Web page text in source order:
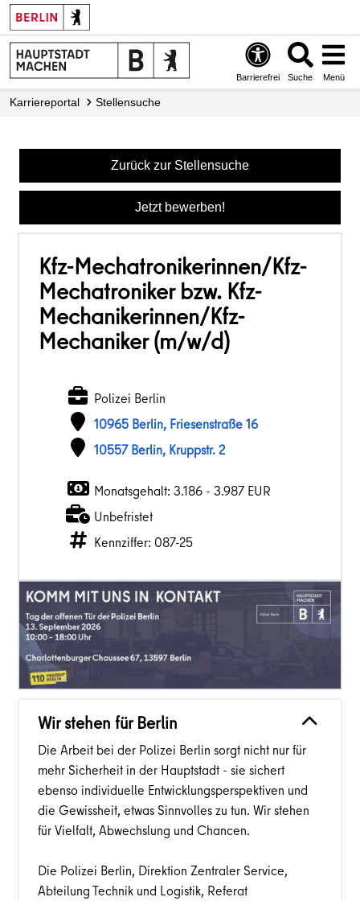
Barrierefrei Suche Menü
Karriereportal Stellensuche
Zurück zur Stellensuche
Jetzt bewerben!
Kfz-Mechatronikerinnen/Kfz-
Mechatroniker bzw. Kfz-
Mechanikerinnen/Kfz-
Mechaniker (m/w/d)
Polizei Berlin
10965 Berlin, Friesenstraße 16
10557 Berlin, Kruppstr. 2
Monatsgehalt: 3.186 - 3.987 EUR
Unbefristet
Kennziffer: 087-25
Wir stehen für Berlin
Die Arbeit bei der Polizei Berlin sorgt nicht nur für
mehr Sicherheit in der Hauptstadt - sie sichert
ebenso individuelle Entwicklungsperspektiven und
die Gewissheit, etwas Sinnvolles zu tun. Wir stehen
für Vielfalt, Abwechslung und Chancen.
Die Polizei Berlin, Direktion Zentraler Service,
Abteilung Technik und Logistik, Referat